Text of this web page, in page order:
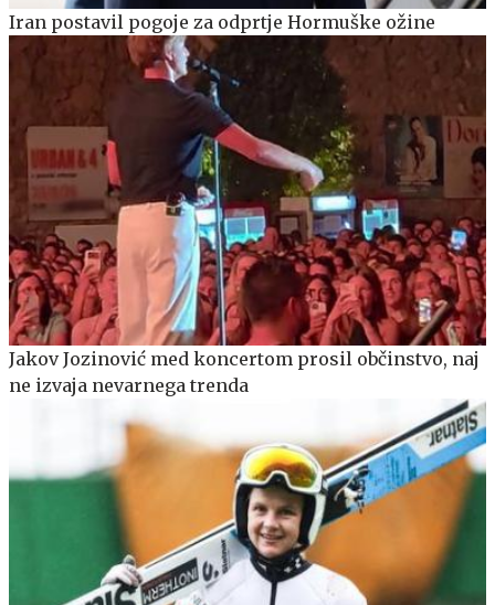
Iran postavil pogoje za odprtje Hormuške ožine
Jakov Jozinović med koncertom prosil občinstvo, naj
ne izvaja nevarnega trenda